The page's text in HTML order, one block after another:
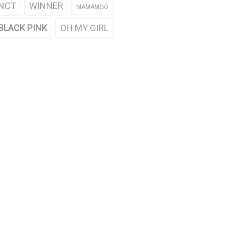
WINNER MAMAMOO
PINK OH MY GIRL